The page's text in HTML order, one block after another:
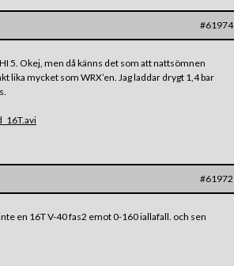
#61974
5. Okej, men då känns det som att nattsömnen
lika mycket som WRX’en. Jag laddar drygt 1,4 bar
#61972
en 16T V-40 fas2 emot 0-160 iallafall. och sen